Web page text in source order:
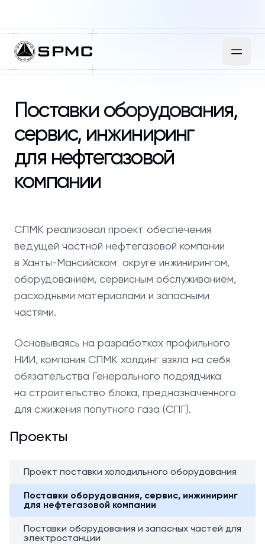
Поставки оборудования,
сервис, инжиниринг
для нефтегазовой
компании
СПМК реализовал проект обеспечения
ведущей частной нефтегазовой компании
в Ханты-Мансийском округе инжинирингом,
оборудованием, сервисным обслуживанием,
расходными материалами и запасными
частями.
Основываясь на разработках профильного
НИИ, компания СПМК холдинг взяла на себя
обязательства Генерального подрядчика
на строительство блока, предназначенного
для сжижения попутного газа (СПГ).
Проекты
Проект поставки холодильного оборудования
Поставки оборудования, сервис, инжиниринг
для нефтегазовой компании
Поставки оборудования и запасных частей для
электростанции